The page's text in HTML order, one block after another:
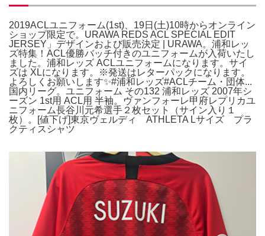
2019ACLユニフォーム(1st)、19日(土)10時からオンライン
ショップ限定で。URAWA REDS ACL SPECIAL EDIT
JERSEY」デザインおよび販売決定 | URAWA。浦和レッ
ズ特集！ACL優勝バッチ付きのユニフォームが入荷いたし
ました。浦和レッズ ACLユニフォームになります。サイ
ズは XLになります。※発送はレターパックになります。
よろしくお願いします✨#浦和レッズ#ACLチーム・団体...
国内リーグ。ユニフォーム その132 浦和レッズ 2007年シ
ーズン 1st用 ACL用 半袖。ヴァンフォーレ甲府レプリカユ
ニフォーム長谷川元希選手２枚セット（サイン入り１
枚）。[値下げ]東京ヴェルディ ATHLETA Lサイズ プラ
クティスシャツ